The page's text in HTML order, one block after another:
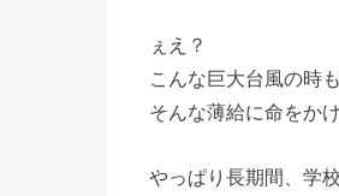
ぇえ？
こんな巨大台風の時
そんな薄給に命をかけ
やっぱり長期間、学